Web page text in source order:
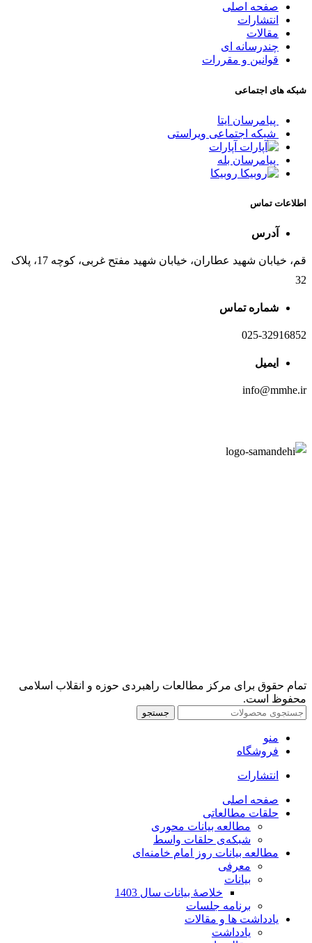
صفحه اصلی
انتشارات
مقالات
چندرسانه ای
قوانین و مقررات
شبکه های اجتماعی
پیامرسان ایتا
شبکه اجتماعی ویراستی
آپارات
پیامرسان بله
روبیکا
اطلاعات تماس
آدرس
قم، خیابان شهید عطاران، خیابان شهید مفتح غربی، کوچه 17، پلاک
32
شماره تماس
025-32916852
ایمیل
info@mmhe.ir
تمام حقوق برای مرکز مطالعات راهبردی حوزه و انقلاب اسلامی
محفوظ است.
جستجو
منو
فروشگاه
انتشارات
صفحه اصلی
حلقات مطالعاتی
مطالعه بیانات محوری
شبکه‌ی حلقات واسط
مطالعه بیانات روز امام خامنه‌ای
معرفی
بیانات
خلاصۀ بیانات سال 1403
برنامه جلسات
یادداشت ها و مقالات
یادداشت